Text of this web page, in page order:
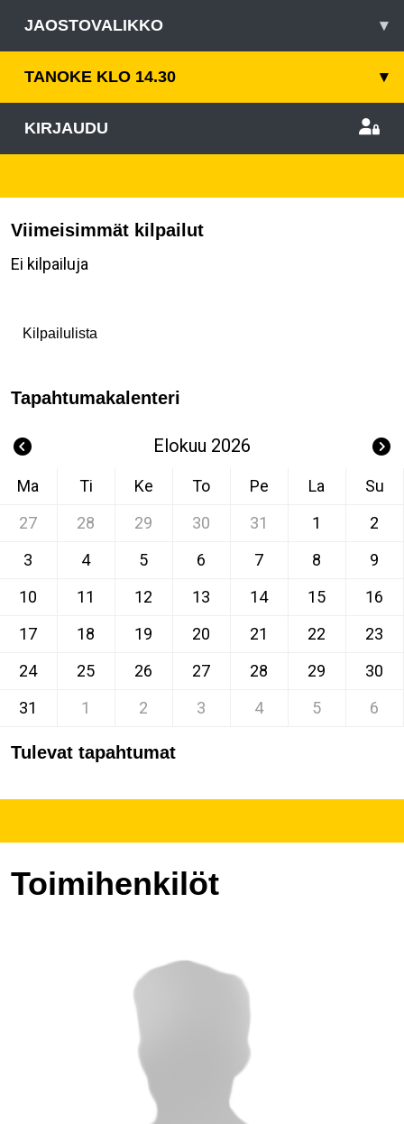
JAOSTOVALIKKO ▾
TANOKE KLO 14.30 ▾
KIRJAUDU
Viimeisimmät kilpailut
Ei kilpailuja
Kilpailulista
Tapahtumakalenteri
Elokuu 2026
Ma Ti Ke To Pe La
Su
27
28 29 30 31 1
2
3
4 5 6 7 8
9
10
11 12 13 14 15
16
17
18 19 20 21 22
23
24
25 26 27 28 29
30
31
1 2 3 4 5 6
Tulevat tapahtumat
Toimihenkilöt